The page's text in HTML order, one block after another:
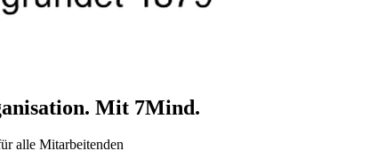
Mit 7Mind.
alle Mitarbeitenden